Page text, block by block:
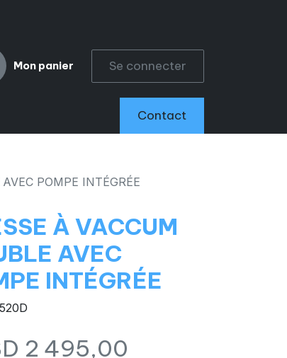
Mon panier Se connecter
Contact
POMPE INTÉGRÉE
À VACCUM
AVEC
INTÉGRÉE
2 495,00